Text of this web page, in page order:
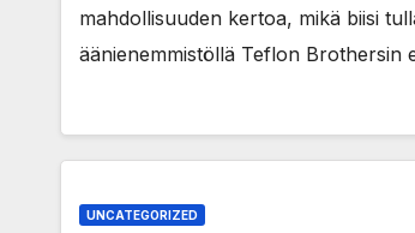
mahdollisuuden kertoa, mikä biisi
äänienemmistöllä Teflon Brothersin
UNCATEGORIZED